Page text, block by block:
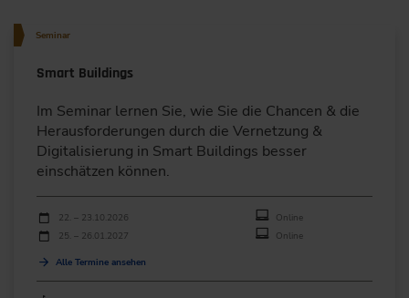
Seminar
Smart Buildings
Im Seminar lernen Sie, wie Sie die Chancen & die
Herausforderungen durch die Vernetzung &
Digitalisierung in Smart Buildings besser
einschätzen können.
Durchführungen
Veranstaltungsdatum
22. – 23.10.2026
Online
25. – 26.01.2027
Online
Alle Termine ansehen